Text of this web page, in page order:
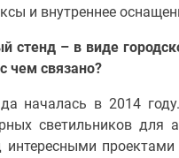
и внутреннее
стенд – в виде
чем связано?
началась в 2014
светильников для
интересными